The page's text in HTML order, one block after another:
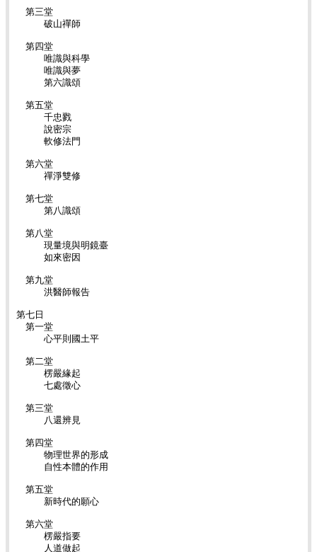
第三堂
破山禪師
第四堂
唯識與科學
唯識與夢
第六識頌
第五堂
千忠戮
說密宗
軟修法門
第六堂
禪淨雙修
第七堂
第八識頌
第八堂
現量境與明鏡臺
如來密因
第九堂
洪醫師報告
第七日
第一堂
心平則國土平
第二堂
楞嚴緣起
七處徵心
第三堂
八還辨見
第四堂
物理世界的形成
自性本體的作用
第五堂
新時代的願心
第六堂
楞嚴指要
人道做起